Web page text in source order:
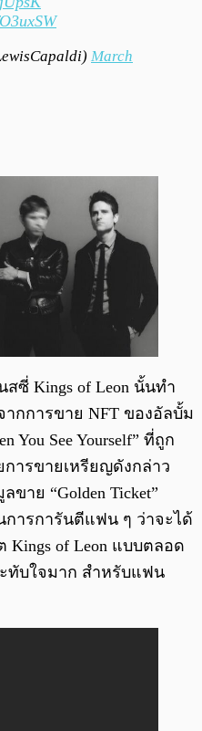
March
สซี่ Kings of Leon นั้นทำ
กการขาย NFT ของอัลบั้ม
You See Yourself” ที่ถูก
การขายเหรียญดังกล่าว
าย “Golden Ticket”
การการันตีแฟน ๆ ว่าจะได้
of Leon แบบตลอด
ทับใจมาก สำหรับแฟน